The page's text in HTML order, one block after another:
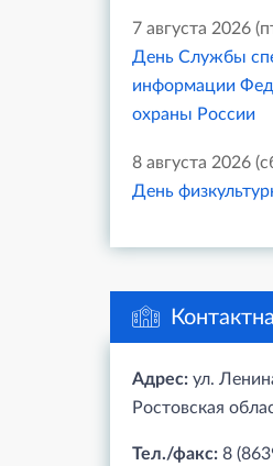
7 августа 2026
День Службы
информации
охраны России
8 августа 2026
День
Адрес: ул.
Ростовская
Тел./факс: 8